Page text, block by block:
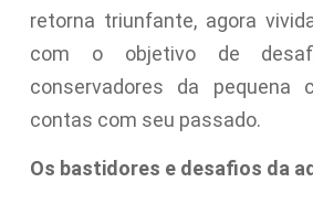
retorna triunfante, agora
com o objetivo de
conservadores da pequena
contas com seu passado.
Os bastidores e desafios da